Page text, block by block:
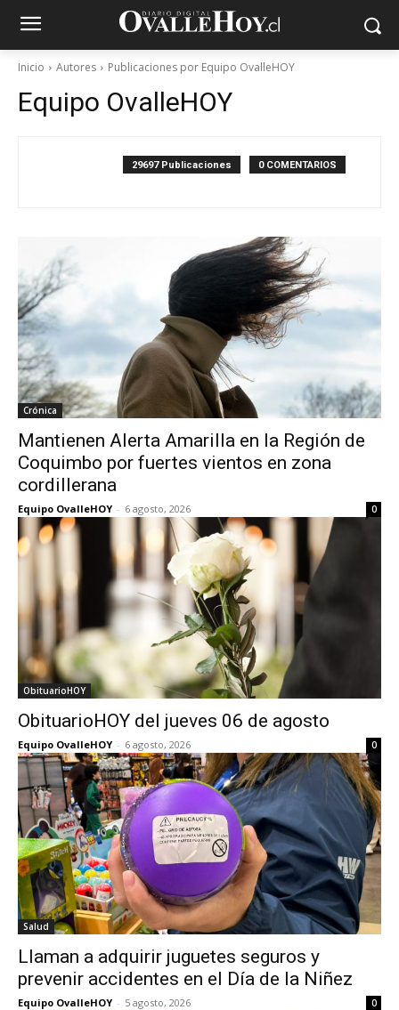
Inicio Autores Publicaciones por Equipo OvalleHOY
Equipo OvalleHOY
29697 Publicaciones 0 COMENTARIOS
Crónica
Mantienen Alerta Amarilla en la Región de
Coquimbo por fuertes vientos en zona
cordillerana
Equipo OvalleHOY - 6 agosto, 2026 0
ObituarioHOY
ObituarioHOY del jueves 06 de agosto
Equipo OvalleHOY - 6 agosto, 2026 0
Salud
Llaman a adquirir juguetes seguros y
prevenir accidentes en el Día de la Niñez
Equipo OvalleHOY - 5 agosto, 2026 0